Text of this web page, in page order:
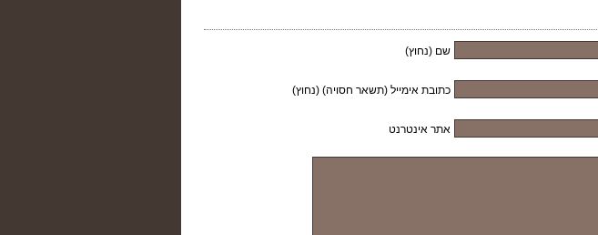
שם (נחוץ)
כתובת אימייל (תשאר חסויה) (נחוץ)
אתר אינטרנט